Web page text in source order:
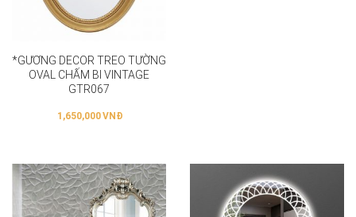
*GƯƠNG DECOR TREO TƯỜNG
OVAL CHẤM BI VINTAGE
GTR067
1,650,000VNĐ